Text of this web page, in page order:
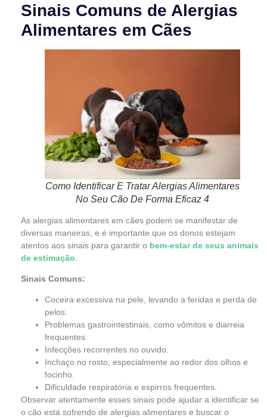
Sinais Comuns de Alergias
Alimentares em Cães
Como Identificar E Tratar Alergias Alimentares
No Seu Cão De Forma Eficaz 4
As alergias alimentares em cães podem se manifestar de
diversas maneiras, e é importante que os donos estejam
atentos aos sinais para garantir o bem-estar de seus animais
de estimação
Sinais Comuns:
Coceira excessiva na pele, levando a feridas e perda de
pelos.
Problemas gastrointestinais, como vômitos e diarreia
frequentes.
Infecções recorrentes no ouvido.
Inchaço no rosto, especialmente ao redor dos olhos e
focinho.
Dificuldade respiratória e espirros frequentes.
Observar atentamente esses sinais pode ajudar a identificar se
o cão está sofrendo de alergias alimentares e buscar o